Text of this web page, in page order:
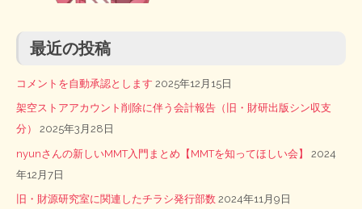
最近の投稿
コメントを自動承認とします 2025年12月15日
架空ストアアカウント削除に伴う会計報告（旧・財研出版シン収支
分）
2025年3月28日
nyunさんの新しいMMT入門まとめ【MMTを知ってほしい会】
2024
年12月7日
旧・財源研究室に関連したチラシ発行部数 2024年11月9日